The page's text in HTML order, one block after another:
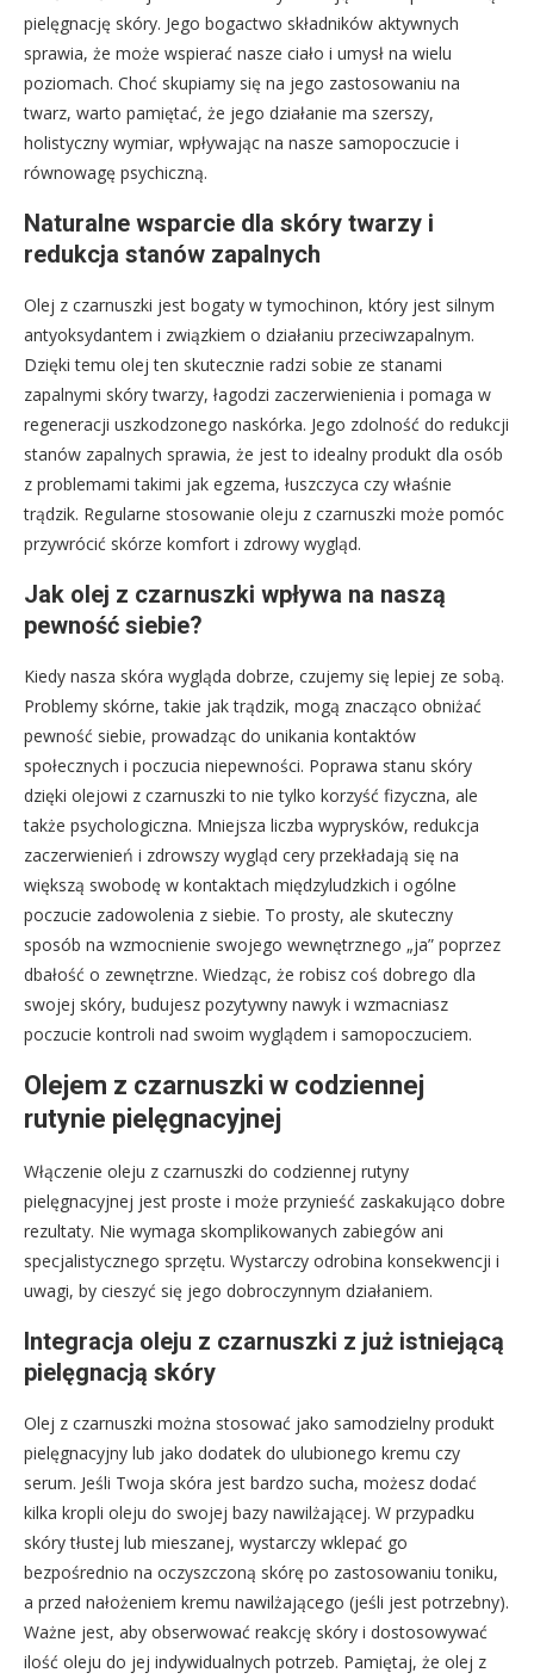
pielęgnację skóry. Jego bogactwo składników aktywnych
sprawia, że może wspierać nasze ciało i umysł na wielu
poziomach. Choć skupiamy się na jego zastosowaniu na
twarz, warto pamiętać, że jego działanie ma szerszy,
holistyczny wymiar, wpływając na nasze samopoczucie i
równowagę psychiczną.
Naturalne wsparcie dla skóry twarzy i
redukcja stanów zapalnych
Olej z czarnuszki jest bogaty w tymochinon, który jest silnym
antyoksydantem i związkiem o działaniu przeciwzapalnym.
Dzięki temu olej ten skutecznie radzi sobie ze stanami
zapalnymi skóry twarzy, łagodzi zaczerwienienia i pomaga w
regeneracji uszkodzonego naskórka. Jego zdolność do redukcji
stanów zapalnych sprawia, że jest to idealny produkt dla osób
z problemami takimi jak egzema, łuszczyca czy właśnie
trądzik. Regularne stosowanie oleju z czarnuszki może pomóc
przywrócić skórze komfort i zdrowy wygląd.
Jak olej z czarnuszki wpływa na naszą
pewność siebie?
Kiedy nasza skóra wygląda dobrze, czujemy się lepiej ze sobą.
Problemy skórne, takie jak trądzik, mogą znacząco obniżać
pewność siebie, prowadząc do unikania kontaktów
społecznych i poczucia niepewności. Poprawa stanu skóry
dzięki olejowi z czarnuszki to nie tylko korzyść fizyczna, ale
także psychologiczna. Mniejsza liczba wyprysków, redukcja
zaczerwienień i zdrowszy wygląd cery przekładają się na
większą swobodę w kontaktach międzyludzkich i ogólne
poczucie zadowolenia z siebie. To prosty, ale skuteczny
sposób na wzmocnienie swojego wewnętrznego „ja” poprzez
dbałość o zewnętrzne. Wiedząc, że robisz coś dobrego dla
swojej skóry, budujesz pozytywny nawyk i wzmacniasz
poczucie kontroli nad swoim wyglądem i samopoczuciem.
Olejem z czarnuszki w codziennej
rutynie pielęgnacyjnej
Włączenie oleju z czarnuszki do codziennej rutyny
pielęgnacyjnej jest proste i może przynieść zaskakująco dobre
rezultaty. Nie wymaga skomplikowanych zabiegów ani
specjalistycznego sprzętu. Wystarczy odrobina konsekwencji i
uwagi, by cieszyć się jego dobroczynnym działaniem.
Integracja oleju z czarnuszki z już istniejącą
pielęgnacją skóry
Olej z czarnuszki można stosować jako samodzielny produkt
pielęgnacyjny lub jako dodatek do ulubionego kremu czy
serum. Jeśli Twoja skóra jest bardzo sucha, możesz dodać
kilka kropli oleju do swojej bazy nawilżającej. W przypadku
skóry tłustej lub mieszanej, wystarczy wklepać go
bezpośrednio na oczyszczoną skórę po zastosowaniu toniku,
a przed nałożeniem kremu nawilżającego (jeśli jest potrzebny).
Ważne jest, aby obserwować reakcję skóry i dostosowywać
ilość oleju do jej indywidualnych potrzeb. Pamiętaj, że olej z